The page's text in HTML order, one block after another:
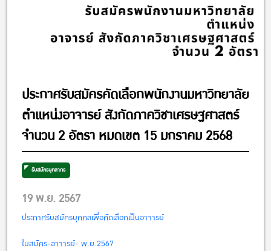
ประกาศรับสมัครคัดเลือกพนักงานมหาวิทยาลัย
ตำแหน่งอาจารย์ สังกัดภาควิชาเศรษฐศาสตร์
จำนวน 2 อัตรา หมดเขต 15 มกราคม 2568
รับสมัครบุคลากร
19 พ.ย. 2567
ประกาศรับสมัครบุคคลเพื่อคัดเลือกเป็นอาจารย์
ใบสมัคร-อาจารย์- พ.ย.2567